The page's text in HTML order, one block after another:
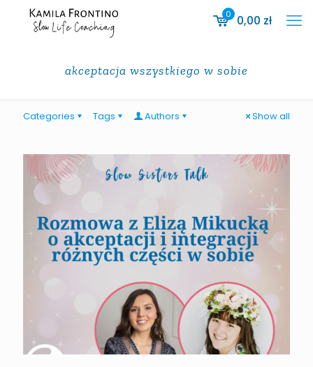
0 0,00 zł
akceptacja wszystkiego w sobie
Categories Tags Authors Show all